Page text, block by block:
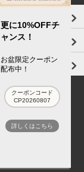
更に10%OFFチ
ャンス！
お盆限定クーポン
配布中！
クーポンコード
CP20260807
詳しくはこちら